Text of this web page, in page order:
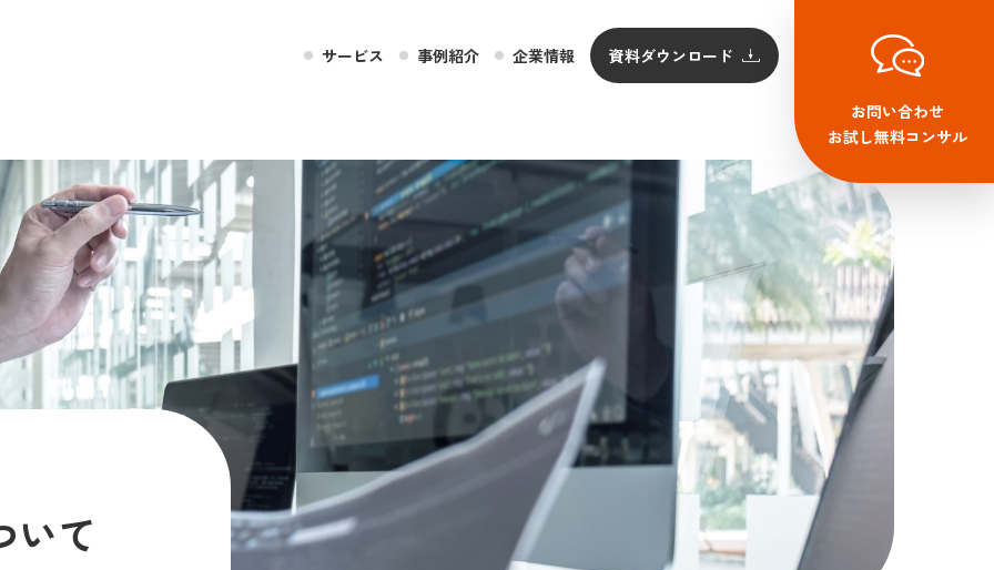
サービス 事例紹介 企業情報 資料ダウンロード
お問い合わせ
お試し無料コンサル
いて